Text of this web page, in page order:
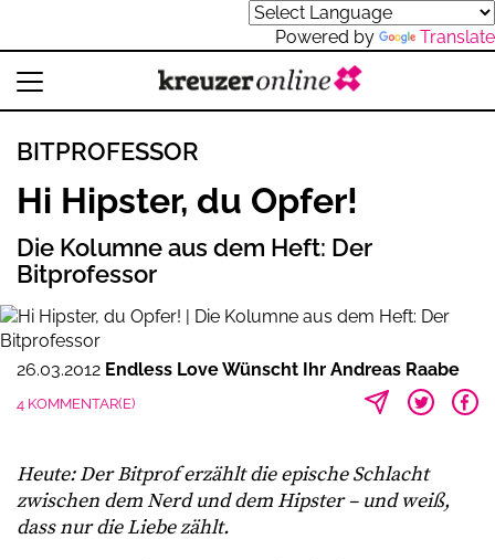
Powered by Translate
BITPROFESSOR
Hi Hipster, du Opfer!
Die Kolumne aus dem Heft: Der
Bitprofessor
26.03.2012 Endless Love Wünscht Ihr Andreas Raabe
4 KOMMENTAR(E)
Heute: Der Bitprof erzählt die epische Schlacht
zwischen dem Nerd und dem Hipster – und weiß,
dass nur die Liebe zählt.